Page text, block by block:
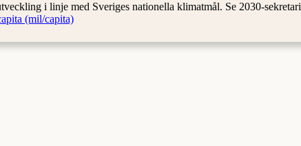
i linje med Sveriges nationella klimatmål. Se 2030-
(mil/capita)